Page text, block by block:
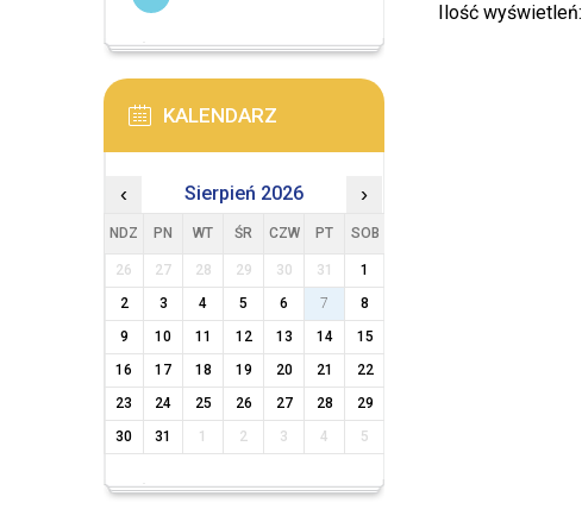
Ilość wyświetleń:
KALENDARZ
‹ Sierpień 2026 ›
NDZ PN WT ŚR CZW PT SOB
26 27 28 29 30 31
1
2
3 4 5 6 7
8
9
10 11 12 13 14
15
16
17 18 19 20 21
22
23
24 25 26 27 28
29
30
31 1 2 3 4 5